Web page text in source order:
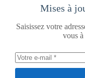
Mises à
Saisissez votre
vous